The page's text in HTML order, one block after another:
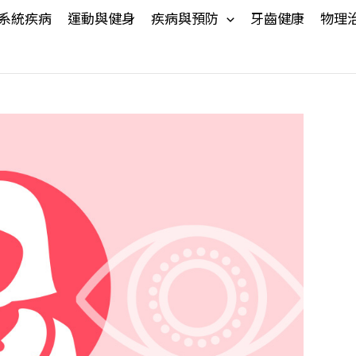
統疾病 運動與健身 疾病與預防 牙齒健康 物理